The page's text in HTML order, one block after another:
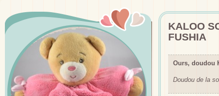
KALOO
FUSHIA
Ours, doudou
Doudou de la